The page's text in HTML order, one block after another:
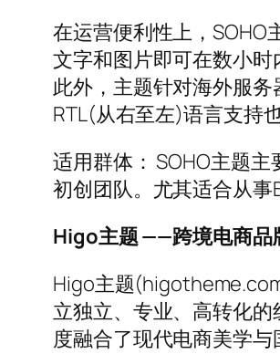
在运营便利性上，
文字和图片即可在数小
此外，主题针对海外服
RTL(从右至左)语言支持
适用群体： SOHO主题
初创团队。尤其适合从事
Higo主题 ——跨境电商品
Higo主题
立独立、专业、高转化的
度融合了现代电商美学